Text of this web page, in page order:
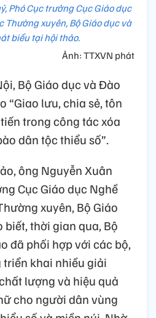
Phó Cục trưởng Cục Giáo dục
Thường xuyên, Bộ Giáo dục và
biểu tại hội thảo.
Ảnh: TTXVN phát
Bộ Giáo dục và Đào
“Giao lưu, chia sẻ, tôn
trong công tác xóa
dân tộc thiểu số”.
ông Nguyễn Xuân
Cục Giáo dục Nghề
xuyên, Bộ Giáo
thời gian qua, Bộ
đã phối hợp với các bộ,
khai nhiều giải
lượng và hiệu quả
cho người dân vùng